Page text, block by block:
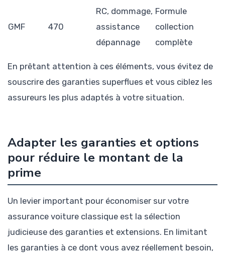
GMF 470
RC, dommage,
assistance
dépannage
Formule
collection
complète
En prêtant attention à ces éléments, vous évitez de
souscrire des garanties superflues et vous ciblez les
assureurs les plus adaptés à votre situation.
Adapter les garanties et options
pour réduire le montant de la
prime
Un levier important pour économiser sur votre
assurance voiture classique est la sélection
judicieuse des garanties et extensions. En limitant
les garanties à ce dont vous avez réellement besoin,